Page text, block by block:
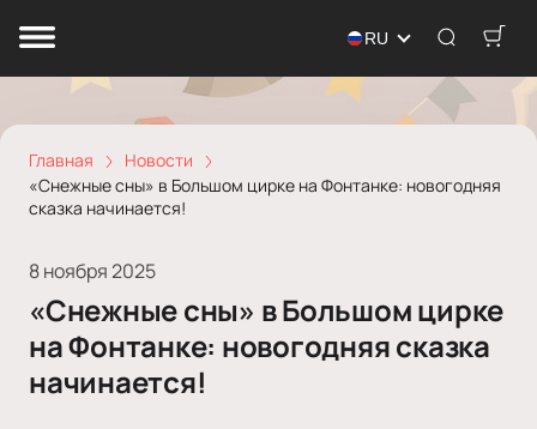
RU
Главная
Новости
«Снежные сны» в Большом цирке на Фонтанке: новогодняя
сказка начинается!
8 ноября 2025
«Снежные сны» в Большом цирке
на Фонтанке: новогодняя сказка
начинается!